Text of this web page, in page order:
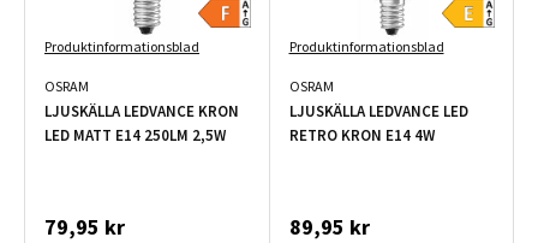
Produktinformationsblad
OSRAM
LJUSKÄLLA LEDVANCE KRON
LED MATT E14 250LM 2,5W
79,95 kr
Produktinformationsblad
OSRAM
LJUSKÄLLA LEDVANCE LED
RETRO KRON E14 4W
89,95 kr